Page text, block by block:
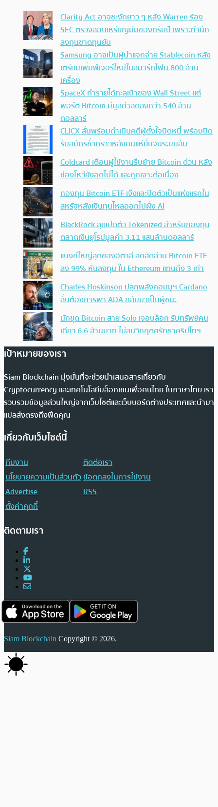
Clarity Act อาจชะงักยาว ๆ หลัง Warren ร้อง
SEC ตรวจสอบเหรียญมีมของทรัมป์ เพราะทำนัก
ลงทุนขาดทุนยับ
Samsung อาจเป็นผู้นำแจกจ่าย Stablecoin หลัง
เตรียมเพิ่มฟีเจอร์ใหม่ในสมาร์ทโฟน 800 ล้าน
เครื่อง
SpaceX ทำรายได้ทะลุเป้าของ Wall Street แต่
พอร์ต Bitcoin มีมูลค่าลดลงกว่า 540 ล้าน
ดอลลาร์
CLICX ลั่นพร้อมดำเนินคดีผู้ตั้งใจบิดหนี้ พร้อมปิด
รับสมัครชั่วคราวหลังคนแห่ยื่นจนระบบล้น
Coldcard เตือนผู้ใช้งานรีบย้าย Bitcoin ด่วน หลัง
ช่องโหว่ยังอุดไม่ได้ และถูกเจาะต่อเนื่อง
กองทุน Bitcoin ETF เจ๊งและปิดตัวเป็นแห่งแรกใน
สหรัฐหลังเงินทุนไหลออกไปฝั่ง AI
BlackRock ลุยเปิดตัว Tokenized สำหรับกองทุน
ตลาดเงินยุโรปมูลค่า 3.11 แสนล้านดอลลาร์
แบงก์ใหญ่สุดของอิตาลี ลดสัดส่วน Bitcoin ETF
ลง 99% หันลงทุน ใน Ethereum แทนถึง 3 เท่า
Charles Hoskinson ปลุกพลังคอมมูฯ Cardano
ลั่นต้องการพา ADA กลับมาเป็นผู้ชนะ
นักขุด Bitcoin สาย Solo เจอบล็อก รับทรัพย์คน
เดียว 6.6 ล้านบาท ไม่สนวิกฤตศรัทธาคริปโทฯ
เป้าหมายของเรา
Siam Blockchain มุ่งมั่นที่จะช่วยนำเสนอสารเกี่ยวกับ
Cryptocurrency และเทคโนโลยีบล็อกเชนเพื่อคนไทย ในภาษาไทย เรา
รวบรวมข้อมูลส่วนใหญ่จากเว็บไซต์และเว็บบอร์ดต่างประเทศและนำมา
แปลส่งตรงถึงฟีดคุณ
เกี่ยวกับเว็บไซต์นี้
ทีมงาน
ติดต่อเรา
นโยบายความเป็นส่วนตัวข้อตกลงในการใช้งาน
Advertise
RSS
ตั้งค่าคุกกี้
ติดตามเรา
Siam Blockchain Copyright © 2026.